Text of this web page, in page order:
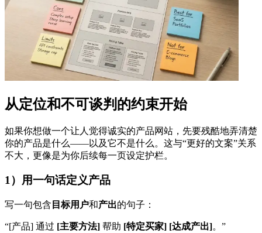
从定位和不可谈判的约束开始
如果你想做一个让人觉得诚实的产品网站，先要残酷地弄清楚
你的产品是什么——以及它不是什么。这与“更好的文案”关系
不大，更像是为你后续每一页设定护栏。
1）用一句话定义产品
写一句包含 目标用户和产出的句子：
“[产品] 通过 [主要方法] 帮助 [特定买家] [达成产出]。”